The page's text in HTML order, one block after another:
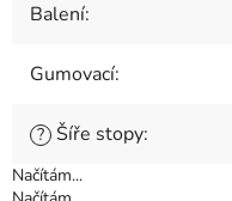
Balení:
Gumovací:
? Šíře stopy:
Načítám...